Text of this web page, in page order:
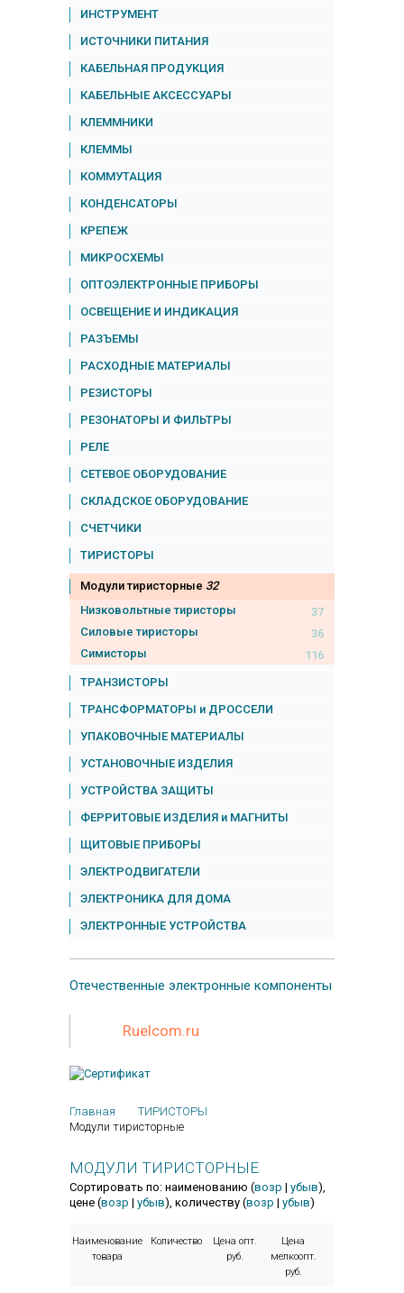
ИНСТРУМЕНТ
ИСТОЧНИКИ ПИТАНИЯ
КАБЕЛЬНАЯ ПРОДУКЦИЯ
КАБЕЛЬНЫЕ АКСЕССУАРЫ
КЛЕММНИКИ
КЛЕММЫ
КОММУТАЦИЯ
КОНДЕНСАТОРЫ
КРЕПЕЖ
МИКРОСХЕМЫ
ОПТОЭЛЕКТРОННЫЕ ПРИБОРЫ
ОСВЕЩЕНИЕ И ИНДИКАЦИЯ
РАЗЪЕМЫ
РАСХОДНЫЕ МАТЕРИАЛЫ
РЕЗИСТОРЫ
РЕЗОНАТОРЫ И ФИЛЬТРЫ
РЕЛЕ
СЕТЕВОЕ ОБОРУДОВАНИЕ
СКЛАДСКОЕ ОБОРУДОВАНИЕ
СЧЕТЧИКИ
ТИРИСТОРЫ
Модули тиристорные 32
Низковольтные тиристоры
37
Силовые тиристоры
36
Симисторы
116
ТРАНЗИСТОРЫ
ТРАНСФОРМАТОРЫ и ДРОССЕЛИ
УПАКОВОЧНЫЕ МАТЕРИАЛЫ
УСТАНОВОЧНЫЕ ИЗДЕЛИЯ
УСТРОЙСТВА ЗАЩИТЫ
ФЕРРИТОВЫЕ ИЗДЕЛИЯ и МАГНИТЫ
ЩИТОВЫЕ ПРИБОРЫ
ЭЛЕКТРОДВИГАТЕЛИ
ЭЛЕКТРОНИКА ДЛЯ ДОМА
ЭЛЕКТРОННЫЕ УСТРОЙСТВА
Отечественные электронные компоненты
Ruelcom.ru
Главная
ТИРИСТОРЫ
Модули тиристорные
МОДУЛИ ТИРИСТОРНЫЕ
Сортировать по: наименованию (возр | убыв),
цене (возр | убыв), количеству (возр | убыв)
Наименование
товара
Количество
Цена опт.
руб.
Цена
мелкоопт.
руб.